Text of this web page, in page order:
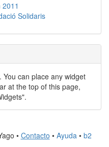
Solidaris
can place any widget
at the top of this page,
• Contacto • Ayuda• b2